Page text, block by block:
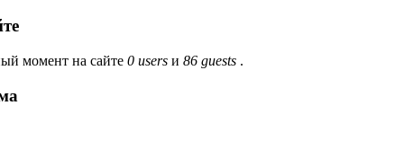
момент на сайте 0 users и 86 guests .